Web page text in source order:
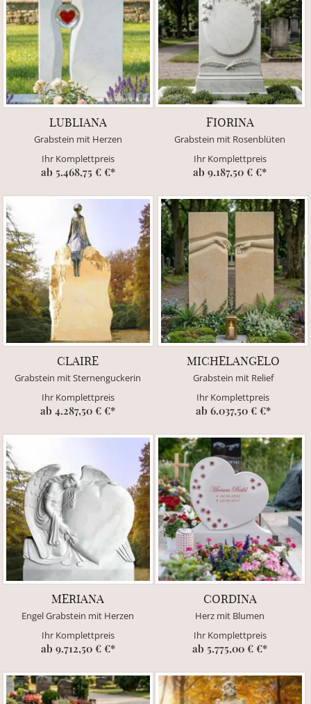
LUBLIANA
Grabstein mit Herzen
Ihr Komplettpreis
ab 5.468,75 € €*
FIORINA
Grabstein mit Rosenblüten
Ihr Komplettpreis
ab 9.187,50 € €*
CLAIRE
Grabstein mit Sternenguckerin
Ihr Komplettpreis
ab 4.287,50 € €*
MICHELANGELO
Grabstein mit Relief
Ihr Komplettpreis
ab 6.037,50 € €*
MERIANA
Engel Grabstein mit Herzen
Ihr Komplettpreis
ab 9.712,50 € €*
CORDINA
Herz mit Blumen
Ihr Komplettpreis
ab 5.775,00 € €*